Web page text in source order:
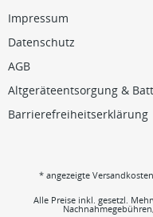
Impressum
Datenschutz
AGB
Altgeräteentsorgung &
Barrierefreiheitserklärung
* angezeigte
Alle Preise inkl. gesetzl.